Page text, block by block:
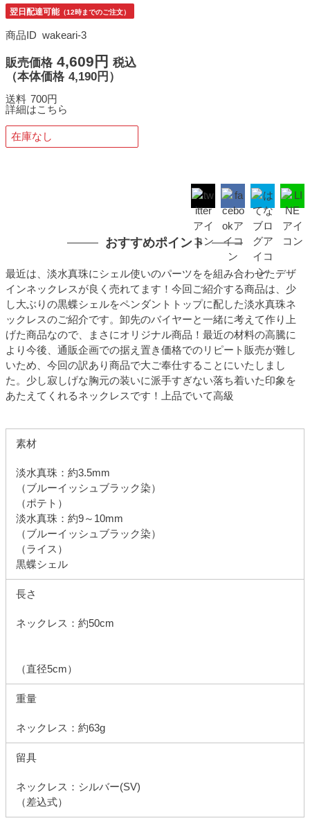
翌日配達可能（12時までのご注文）
商品ID wakeari-3
販売価格 4,609円 税込
（本体価格 4,190円）
送料 700円
詳細はこちら
在庫なし
おすすめポイント
最近は、淡水真珠にシェル使いのパーツをを組み合わせたデザ
インネックレスが良く売れてます！今回ご紹介する商品は、少
し大ぶりの黒蝶シェルをペンダントトップに配した淡水真珠ネ
ックレスのご紹介です。卸先のバイヤーと一緒に考えて作り上
げた商品なので、まさにオリジナル商品！最近の材料の高騰に
より今後、通販企画での据え置き価格でのリピート販売が難し
いため、今回の訳あり商品で大ご奉仕することにいたしまし
た。少し寂しげな胸元の装いに派手すぎない落ち着いた印象を
あたえてくれるネックレスです！上品でいて高級
素材
淡水真珠：約3.5mm
（ブルーイッシュブラック染）
（ポテト）
淡水真珠：約9～10mm
（ブルーイッシュブラック染）
（ライス）
黒蝶シェル
長さ
ネックレス：約50cm
（直径5cm）
重量
ネックレス：約63g
留具
ネックレス：シルバー(SV)
（差込式）